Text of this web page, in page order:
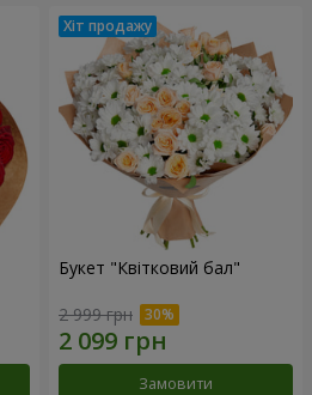
Букет "Квітковий бал"
2 999 грн
Замовити